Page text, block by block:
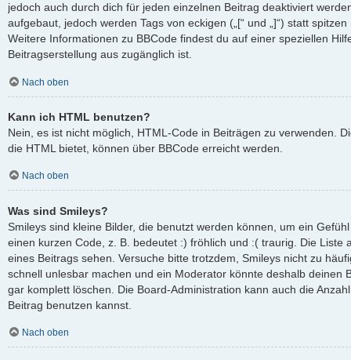
jedoch auch durch dich für jeden einzelnen Beitrag deaktiviert
aufgebaut, jedoch werden Tags von eckigen („[“ und „]“) statt
Weitere Informationen zu BBCode findest du auf einer speziellen
Beitragserstellung aus zugänglich ist.
Nach oben
Kann ich HTML benutzen?
Nein, es ist nicht möglich, HTML-Code in Beiträgen zu verwenden.
die HTML bietet, können über BBCode erreicht werden.
Nach oben
Was sind Smileys?
Smileys sind kleine Bilder, die benutzt werden können, um ein
einen kurzen Code, z. B. bedeutet :) fröhlich und :( traurig. Die Liste
eines Beitrags sehen. Versuche bitte trotzdem, Smileys nicht zu
schnell unlesbar machen und ein Moderator könnte deshalb deinen
gar komplett löschen. Die Board-Administration kann auch die
Beitrag benutzen kannst.
Nach oben